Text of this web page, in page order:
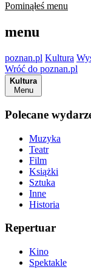
Pominąłeś menu
menu
poznan.pl Kultura
Wróć do poznan.pl
Kultura
Menu
Polecane
Muzyka
Teatr
Film
Książki
Sztuka
Inne
Historia
Repertuar
Kino
Spektakle